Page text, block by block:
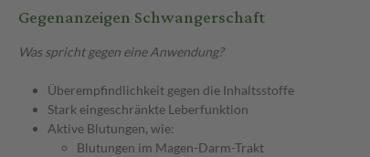
Gegenanzeigen Schwangerschaft
Was spricht gegen eine Anwendung?
Überempfindlichkeit gegen die Inhaltsstoffe
Stark eingeschränkte Leberfunktion
Aktive Blutungen, wie:
Blutungen im Magen-Darm-Trakt